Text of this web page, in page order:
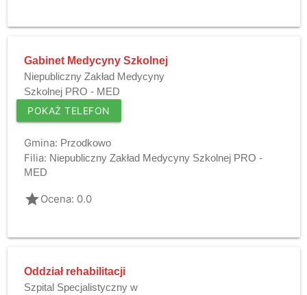
Gabinet Medycyny Szkolnej
Niepubliczny Zakład Medycyny
Szkolnej PRO - MED
POKAŻ TELEFON
Gmina: Przodkowo
Filia: Niepubliczny Zakład Medycyny Szkolnej PRO -
MED
gradeOcena: 0.0
Oddział rehabilitacji
Szpital Specjalistyczny w